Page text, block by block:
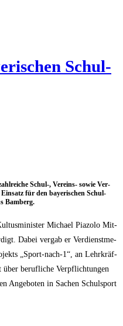
Schul­
Schul‑, Ver­eins- sowie Ver­
für den baye­ri­schen Schul­
Bamberg.
Micha­el Pia­zo­lo Mit­
Dabei ver­gab er Ver­dienst­me­
„Sport-nach‑1“, an Lehr­kräf­
über beruf­li­che Ver­pflich­tun­gen
Ange­bo­ten in Sachen Schul­sport